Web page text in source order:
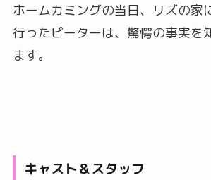
ホームカミングの当日、リズの家
行ったピーターは、驚愕の事実を
ます。
キャスト＆スタッフ